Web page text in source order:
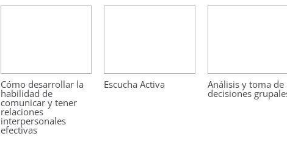
Cómo desarrollar la
habilidad de
comunicar y tener
relaciones
interpersonales
efectivas
Escucha Activa Análisis y toma de
decisiones